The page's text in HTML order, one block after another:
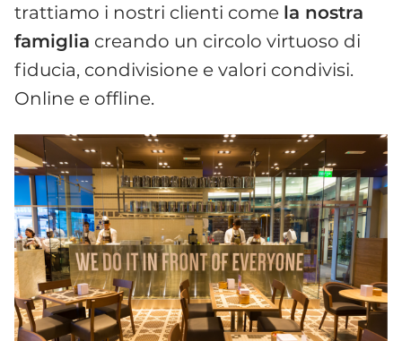
trattiamo i nostri clienti come la nostra
famiglia creando un circolo virtuoso di
fiducia, condivisione e valori condivisi.
Online e offline.